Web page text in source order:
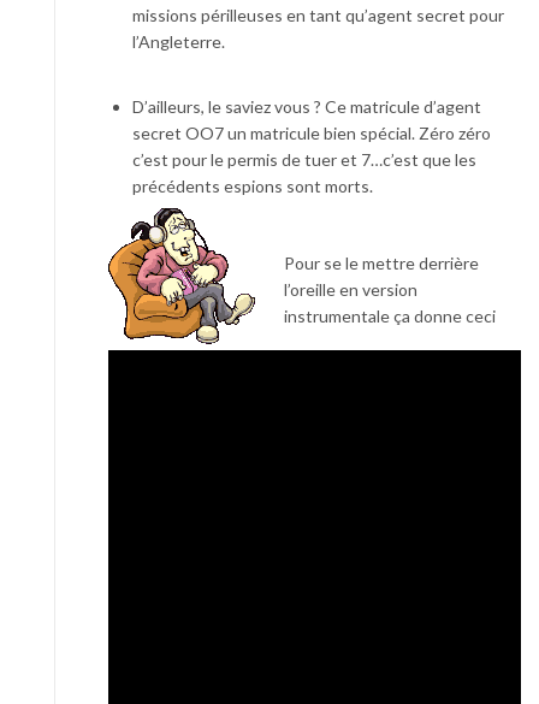
missions périlleuses en tant qu’agent secret pour
l’Angleterre.
D’ailleurs, le saviez vous ? Ce matricule d’agent
secret OO7 un matricule bien spécial. Zéro zéro
c’est pour le permis de tuer et 7…c’est que les
précédents espions sont morts.
Pour se le mettre derrière
l’oreille en version
instrumentale ça donne ceci